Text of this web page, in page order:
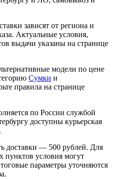
зависят от региона и
Актуальные условия,
выдачи указаны на странице
модели по цене
Сумки и
правила на странице
по России службой
доступны курьерская
доставки — 500 рублей. Для
пунктов условия могут
параметры уточняются